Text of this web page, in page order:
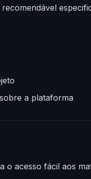
a plataforma
o acesso fácil aos